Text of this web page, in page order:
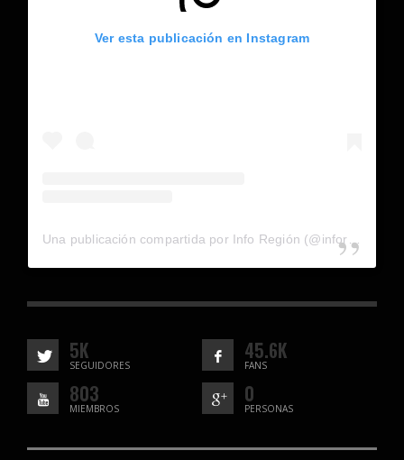
Ver esta publicación en Instagram
5K
SEGUIDORES
45.6K
FANS
803
MIEMBROS
0
PERSONAS